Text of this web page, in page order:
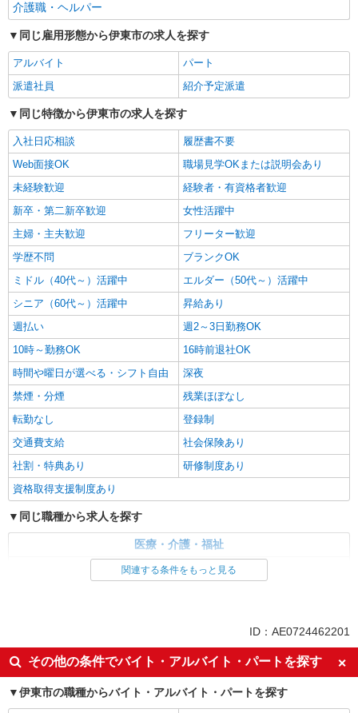
キープ
日研トータルソーシング株式会社 メディカルケア事業部/三島オフィ
ス
介護スタッフ／資格あり or 経験者
時給1,450円〜1,600円 ◆初任者研修：時給
1,450円〜 ◆介護福祉士：時給1,600円〜 ※経験者
は3ヶ月以上 ※給与幅は経験・能力による ★週払
いOK（規定あり）
静岡県伊東市 【最寄駅】伊豆急行「富戸」駅
★勤務地は3000ヶ所以上★ 自宅から通いやすいエ
リアなど、お好きな勤務地をお選び下さい！！
キープ 詳細を見る
アルバイト パート 紹介予定派遣
日研トータルソーシング株式会社 メディカルケア事業部/三島オフィ
ス
未経験・無資格OKの介護スタッフ
時給1,400円〜1,600円 ★週払いOK（規定あ
り） ※給与幅は経験・能力による
静岡県伊東市 【最寄駅】伊豆急行「城ヶ崎海
やすいエリアなど、お好きな勤務地をお選び下さ
い！！
詳細を見る
介護職・ヘルパー
同じ雇用形態から伊東市の求人を探す
アルバイト
パート
派遣社員
紹介予定派遣
同じ特徴から伊東市の求人を探す
入社日応相談
履歴書不要
Web面接OK
職場見学OKまたは説明会あり
未経験歓迎
経験者・有資格者歓迎
新卒・第二新卒歓迎
女性活躍中
主婦・主夫歓迎
フリーター歓迎
学歴不問
ブランクOK
ミドル（40代～）活躍中
エルダー（50代～）活躍中
シニア（60代～）活躍中
昇給あり
週払い
週2～3日勤務OK
10時～勤務OK
16時前退社OK
時間や曜日が選べる・シフト自由
深夜
禁煙・分煙
残業ほぼなし
転勤なし
登録制
交通費支給
社会保険あり
社割・特典あり
研修制度あり
資格取得支援制度あり
同じ職種から求人を探す
医療・介護・福祉
週2～3日勤務OK
深夜
交通費支給
社会保険あり
関連する条件をもっと見る
ID：AE0724462201
その他の条件でバイト・アルバイト・パートを探す
伊東市の職種からバイト・アルバイト・パートを探す